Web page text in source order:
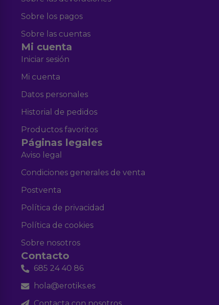
Sobre los pagos
Sobre las cuentas
Mi cuenta
Iniciar sesión
Mi cuenta
Datos personales
Historial de pedidos
Productos favoritos
Páginas legales
Aviso legal
Condiciones generales de venta
Postventa
Política de privacidad
Política de cookies
Sobre nosotros
Contacto
685 24 40 86
hola@erotiks.es